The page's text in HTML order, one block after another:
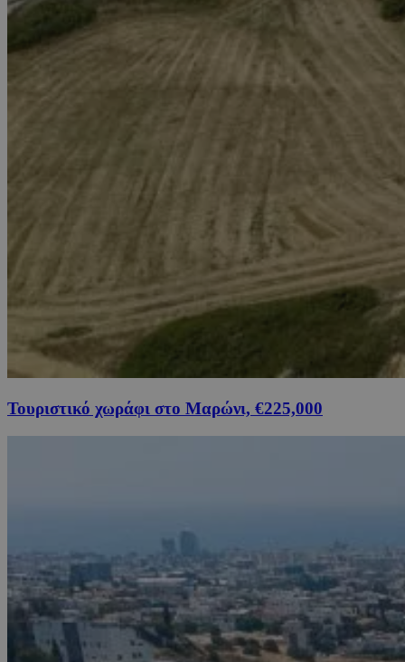
Τουριστικό χωράφι στο Μαρώνι, €225,000